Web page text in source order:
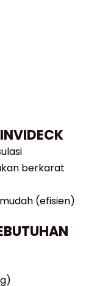
berkarat
(efisien)